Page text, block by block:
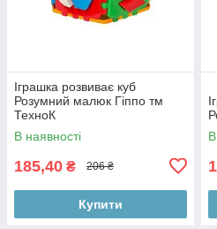
Іграшка розвиває куб
Розумний малюк Гіппо тм
ТехноК
В наявності
185,40 ₴ 206 ₴
Купити